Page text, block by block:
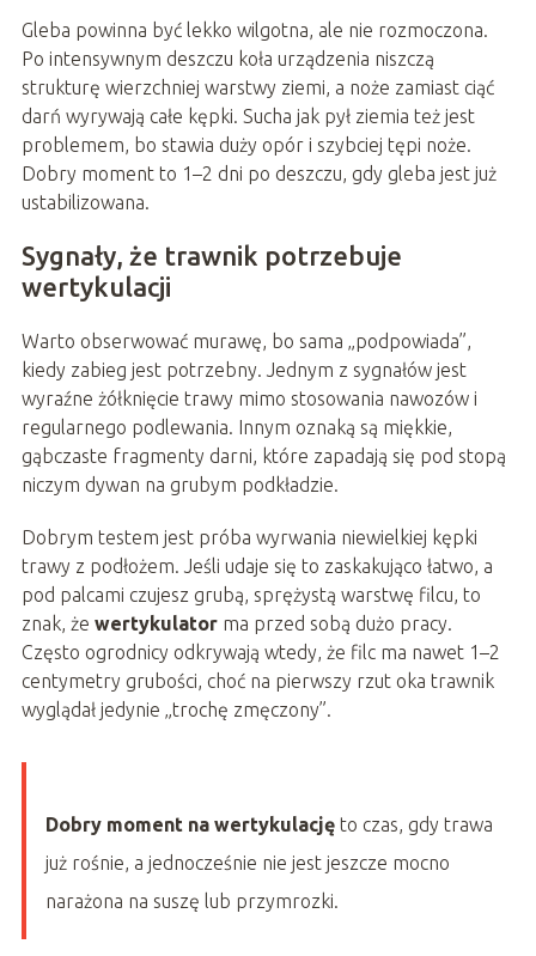
Gleba powinna być lekko wilgotna, ale nie rozmoczona.
Po intensywnym deszczu koła urządzenia niszczą
strukturę wierzchniej warstwy ziemi, a noże zamiast ciąć
darń wyrywają całe kępki. Sucha jak pył ziemia też jest
problemem, bo stawia duży opór i szybciej tępi noże.
Dobry moment to 1–2 dni po deszczu, gdy gleba jest już
ustabilizowana.
Sygnały, że trawnik potrzebuje
wertykulacji
Warto obserwować murawę, bo sama „podpowiada”,
kiedy zabieg jest potrzebny. Jednym z sygnałów jest
wyraźne żółknięcie trawy mimo stosowania nawozów i
regularnego podlewania. Innym oznaką są miękkie,
gąbczaste fragmenty darni, które zapadają się pod stopą
niczym dywan na grubym podkładzie.
Dobrym testem jest próba wyrwania niewielkiej kępki
trawy z podłożem. Jeśli udaje się to zaskakująco łatwo, a
pod palcami czujesz grubą, sprężystą warstwę filcu, to
znak, że wertykulatorma przed sobą dużo pracy.
Często ogrodnicy odkrywają wtedy, że filc ma nawet 1–2
centymetry grubości, choć na pierwszy rzut oka trawnik
wyglądał jedynie „trochę zmęczony”.
Dobry moment na wertykulacjęto czas, gdy trawa
już rośnie, a jednocześnie nie jest jeszcze mocno
narażona na suszę lub przymrozki.